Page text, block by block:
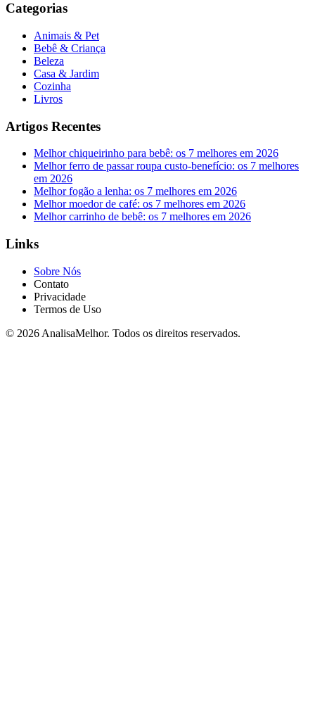
Categorias
Animais & Pet
Bebê & Criança
Beleza
Casa & Jardim
Cozinha
Livros
Artigos Recentes
Melhor chiqueirinho para bebê: os 7 melhores em 2026
Melhor ferro de passar roupa custo-benefício: os 7 melhores
em 2026
Melhor fogão a lenha: os 7 melhores em 2026
Melhor moedor de café: os 7 melhores em 2026
Melhor carrinho de bebê: os 7 melhores em 2026
Links
Sobre Nós
Contato
Privacidade
Termos de Uso
© 2026 AnalisaMelhor. Todos os direitos reservados.